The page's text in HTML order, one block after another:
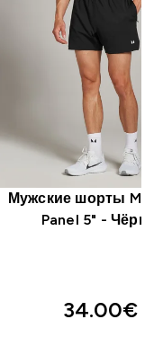
Мужские шорты MP
Panel 5" -
34.00€‎